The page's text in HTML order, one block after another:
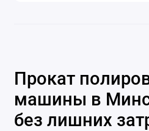
Прокат
машины в
без лишних